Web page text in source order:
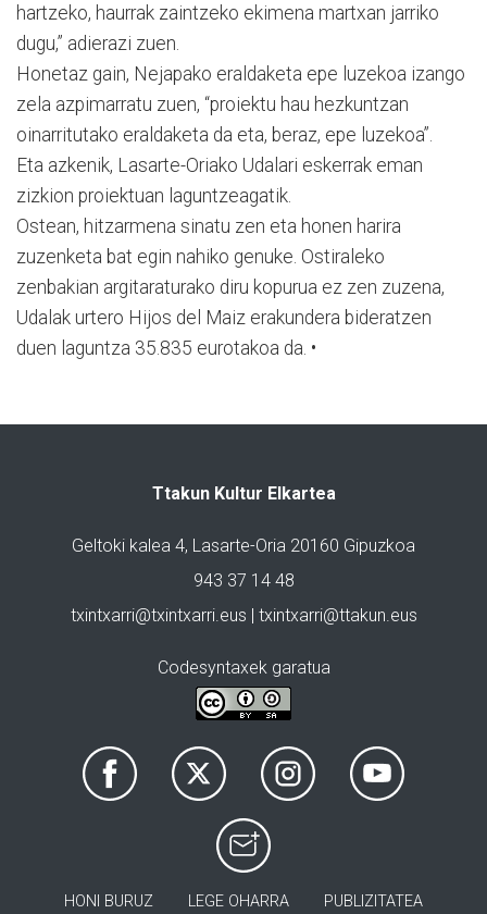
hartzeko, haurrak zaintzeko ekimena martxan jarriko
dugu,” adierazi zuen.
Honetaz gain, Nejapako eraldaketa epe luzekoa izango
zela azpimarratu zuen, “proiektu hau hezkuntzan
oinarritutako eraldaketa da eta, beraz, epe luzekoa”.
Eta azkenik, Lasarte-Oriako Udalari eskerrak eman
zizkion proiektuan laguntzeagatik.
Ostean, hitzarmena sinatu zen eta honen harira
zuzenketa bat egin nahiko genuke. Ostiraleko
zenbakian argitaraturako diru kopurua ez zen zuzena,
Udalak urtero Hijos del Maiz erakundera bideratzen
duen laguntza 35.835 eurotakoa da. •
Ttakun Kultur Elkartea
Geltoki kalea 4, Lasarte-Oria 20160 Gipuzkoa
943 37 14 48
txintxarri@txintxarri.eus | txintxarri@ttakun.eus
Codesyntaxek garatua
HONI BURUZ LEGE OHARRA PUBLIZITATEA